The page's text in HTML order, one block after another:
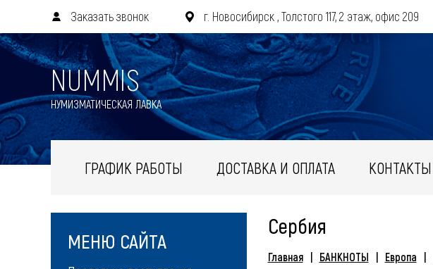
Заказать звонок г. Новосибирск , Толстого 117, 2 этаж, офис 209
NUMMIS
НУМИЗМАТИЧЕСКАЯ ЛАВКА
ГРАФИК РАБОТЫ ДОСТАВКА И ОПЛАТА КОНТАКТЫ
Сербия
Главная БАНКНОТЫ Европа
МЕНЮ САЙТА